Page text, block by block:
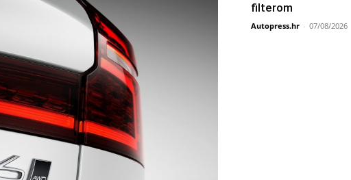
filterom
Autopress.hr - 07/08/2026